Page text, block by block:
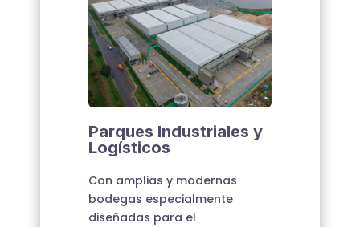
Parques Industriales y
Logísticos
Con amplias y modernas
bodegas especialmente
diseñadas para el